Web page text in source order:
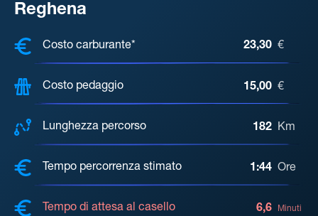
Reghena
COSTI, DISTANZA, TEMPO DI
Costo carburante* 23,30 €
Costo pedaggio 15,00 €
Lunghezza percorso 182 Km
Tempo percorrenza stimato 1:44 Ore
Tempo di attesa al casello 6,6 Minuti